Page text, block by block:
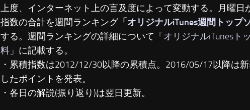
上度、インターネット上の言及度によって変動する。月曜日
指数の合計を週間ランキング「 オリジナルiTunes週間トップ
する。週間ランキングの詳細について「 オリジナルiTunesト
料 」に記載する。
・累積指数は2012/12/30以降の累積点。2016/05/17以降は新
したポイントを発表。
・各日の解説(振り返り)は翌日更新。